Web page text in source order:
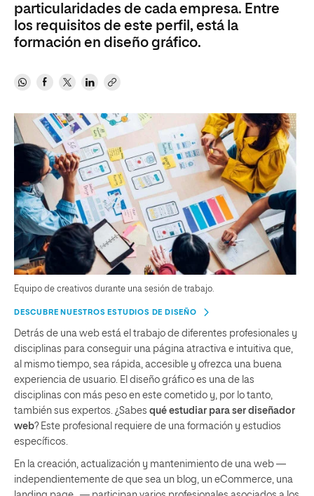
particularidades de cada empresa. Entre
los requisitos de este perfil, está la
formación en diseño gráfico.
Equipo de creativos durante una sesión de trabajo.
DESCUBRE NUESTROS ESTUDIOS DE DISEÑO
Detrás de una web está el trabajo de diferentes profesionales y
disciplinas para conseguir una página atractiva e intuitiva que,
al mismo tiempo, sea rápida, accesible y ofrezca una buena
experiencia de usuario. El diseño gráfico es una de las
disciplinas con más peso en este cometido y, por lo tanto,
también sus expertos. ¿Sabes qué estudiar para ser diseñador
web? Este profesional requiere de una formación y estudios
específicos.
En la creación, actualización y mantenimiento de una web —
independientemente de que sea un blog, un eCommerce, una